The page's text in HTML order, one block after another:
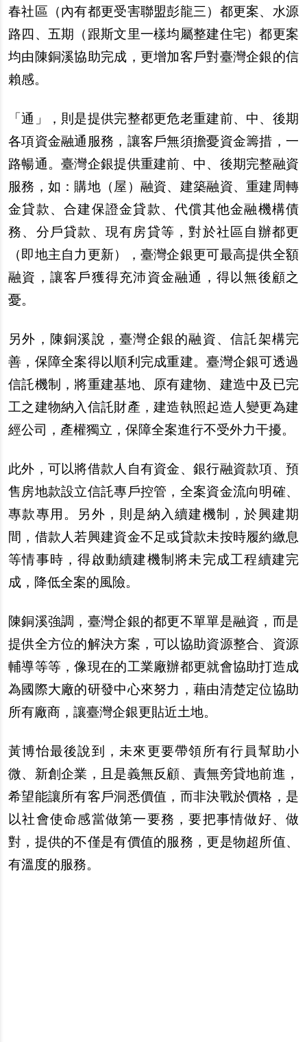
春社區（內有都更受害聯盟彭龍三）都更案、水源
路四、五期（跟斯文里一樣均屬整建住宅）都更案
均由陳銅溪協助完成，更增加客戶對臺灣企銀的信
賴感。
「通」，則是提供完整都更危老重建前、中、後期
各項資金融通服務，讓客戶無須擔憂資金籌措，一
路暢通。臺灣企銀提供重建前、中、後期完整融資
服務，如：購地（屋）融資、建築融資、重建周轉
金貸款、合建保證金貸款、代償其他金融機構債
務、分 戶貸款、現有房貸等，對於社區自 辦都更
（即地主自力更新），臺灣企銀更可最高提供全額
融資，讓客 戶獲得充沛資金融通，得以無後顧之
憂。
另外，陳銅溪說 ，臺灣企銀的融資、信託架構完
善，保障全案得以順利完成重建。臺灣企銀可透過
信託機制，將重建基地、原有建物、建造中及已完
工之建物納入信託財產 ，建造執照起造人變更為建
經公司， 產權獨立，保障全案進行不受外力干擾。
此外，可以將借款人自有資金、銀行融資款項、預
售房地款設立信託專戶控管，全案資金流向明確、
專款專用。 另外，則是納入續建機制，於興建期
間，借款人若興建資金不足或貸款未按時履約繳息
等情事時，得啟動續建機制將未完成工程續建完
成，降低全案的風險。
陳銅溪強調，臺灣企銀的都更不單單是融資，而是
提供全方位的解決方案，可以協助資源整合、資源
輔導等等，像現在的工業廠辦都更就會協助打造成
為國際大廠的研發中心來努力，藉由清楚定位協助
所有廠商，讓臺灣企銀更貼近土地。
黃博怡最後說到，未來更要帶領所有行員幫助小
微、新創企業，且是義無反顧、責無旁貸地前進，
希望能讓所有客戶洞悉價值 ，而非決戰於價格，是
以社會使命感當做第一要務，要把事情做好、做
對，提供的不僅是有價值的服務，更是物超所值、
有溫度的服務。